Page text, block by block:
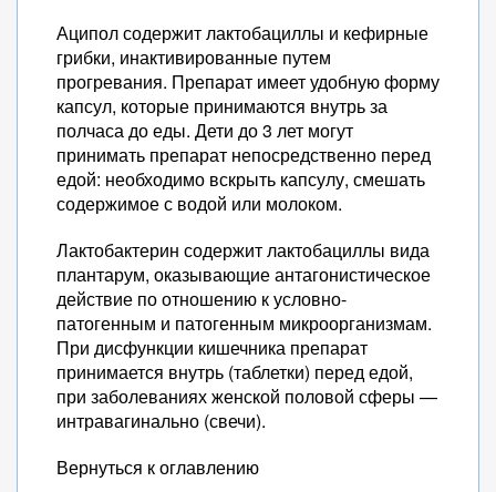
Аципол содержит лактобациллы и кефирные
грибки, инактивированные путем
прогревания. Препарат имеет удобную форму
капсул, которые принимаются внутрь за
полчаса до еды. Дети до 3 лет могут
принимать препарат непосредственно перед
едой: необходимо вскрыть капсулу, смешать
содержимое с водой или молоком.
Лактобактерин содержит лактобациллы вида
плантарум, оказывающие антагонистическое
действие по отношению к условно-
патогенным и патогенным микроорганизмам.
При дисфункции кишечника препарат
принимается внутрь (таблетки) перед едой,
при заболеваниях женской половой сферы —
интравагинально (свечи).
Вернуться к оглавлению